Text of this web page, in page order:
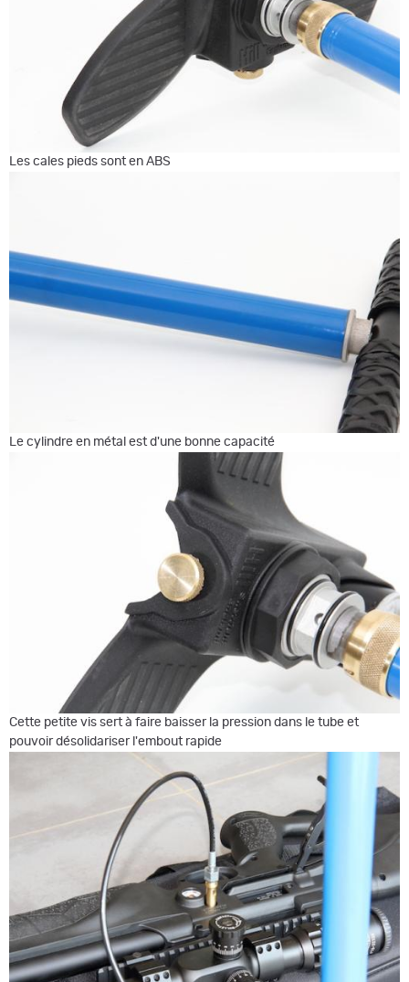
Les cales pieds sont en ABS
Le cylindre en métal est d'une bonne capacité
Cette petite vis sert à faire baisser la pression dans le tube et
pouvoir désolidariser l'embout rapide